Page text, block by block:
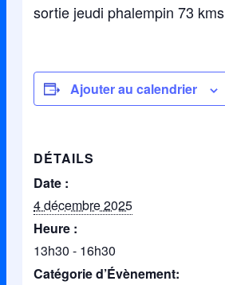
sortie jeudi phalempin 73 kms
Ajouter au calendrier
DÉTAILS
Date :
4 décembre 2025
Heure :
13h30 - 16h30
Catégorie d’Évènement: